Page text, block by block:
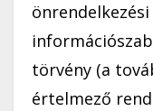
törvény (a
értelmező